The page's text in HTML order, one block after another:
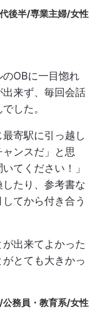
後半/専業主婦/女性
OBに一目惚れ
来ず、毎回会話
した。
寄駅に引っ越し
ンスだ」と思
てください！」
たり、参考書な
てから付き合う
出来てよかった
とても大きかっ
務員・教育系/女性